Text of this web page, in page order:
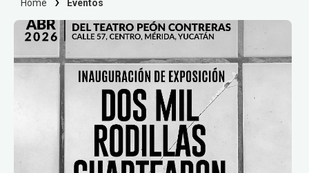
Home Eventos